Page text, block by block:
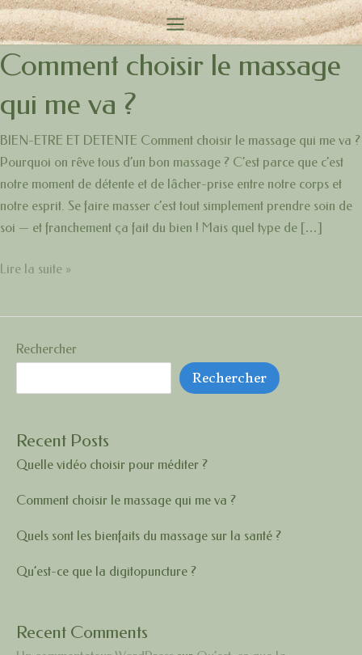
Aller
au
contenu
Main
Menu
Comment choisir le massage
qui me va ?
BIEN-ETRE ET DETENTE Comment choisir le massage qui me va ?
Pourquoi on rêve tous d’un bon massage ? C’est parce que c’est
notre moment de détente et de lâcher-prise entre notre corps et
notre esprit. Se faire masser c’est tout simplement prendre soin de
soi — et franchement ça fait du bien ! Mais quel type de […]
Comment
Lire la suite »
Rechercher
Rechercher
Recent Posts
Quelle vidéo choisir pour méditer ?
Comment choisir le massage qui me va ?
Quels sont les bienfaits du massage sur la santé ?
Qu’est-ce que la digitopuncture ?
Recent Comments